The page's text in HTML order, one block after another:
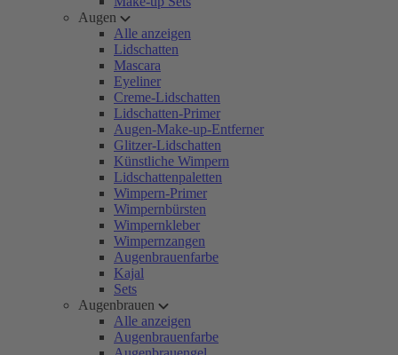
Augen
Alle anzeigen
Lidschatten
Mascara
Eyeliner
Creme-Lidschatten
Lidschatten-Primer
Augen-Make-up-Entferner
Glitzer-Lidschatten
Künstliche Wimpern
Lidschattenpaletten
Wimpern-Primer
Wimpernbürsten
Wimpernkleber
Wimpernzangen
Augenbrauenfarbe
Kajal
Sets
Augenbrauen
Alle anzeigen
Augenbrauenfarbe